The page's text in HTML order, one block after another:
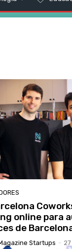
online para
de
Startups -